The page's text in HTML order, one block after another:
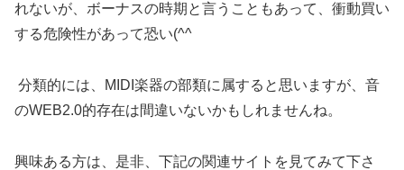
れないが、ボーナスの時期と言うこともあって、衝動買い
する危険性があって恐い(^^ゞ
分類的には、MIDI楽器の部類に属すると思いますが、音
のWEB2.0的存在は間違いないかもしれませんね。
興味ある方は、是非、下記の関連サイトを見てみて下さ